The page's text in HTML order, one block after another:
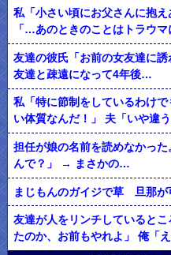
私「小さい頃にお父さんに抱
「…あのときのことはトラウマ
友達の彼氏「お前の女友達に
友達と疎遠になって4年後…
私「特に節制をしているわけ
い体質なんだ！」 夫「いや違
担任が娘の名前を読めなかっ
んで？」 → まさかの…
まじもんのガイジで草 旦那が
友達が人をリンチしていると
たのか、お前もやれよ」 俺「え